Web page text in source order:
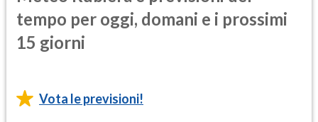
tempo per oggi, domani e i prossimi
15 giorni
Vota le previsioni!